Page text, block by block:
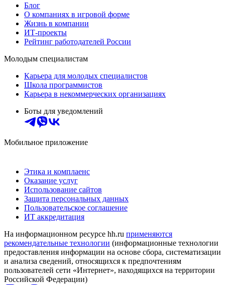
Блог
О компаниях в игровой форме
Жизнь в компании
ИТ-проекты
Рейтинг работодателей России
Молодым специалистам
Карьера для молодых специалистов
Школа программистов
Карьера в некоммерческих организациях
Боты для уведомлений
Мобильное приложение
Этика и комплаенс
Оказание услуг
Использование сайтов
Защита персональных данных
Пользовательское соглашение
ИТ аккредитация
На информационном ресурсе hh.ru применяются
рекомендательные технологии (информационные технологии
предоставления информации на основе сбора, систематизации
и анализа сведений, относящихся к предпочтениям
пользователей сети «Интернет», находящихся на территории
Российской Федерации)